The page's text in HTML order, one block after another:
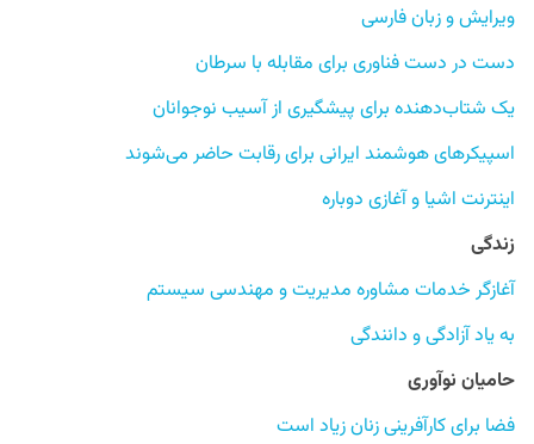
ویرایش و زبان فارسی
دست در دست فناوری برای مقابله با سرطان
یک شتاب‌دهنده برای پیشگیری از آسیب نوجوانان
اسپیکرهای هوشمند ایرانی برای رقابت حاضر می‌شوند
اینترنت اشیا و آغازی دوباره
زندگی
آغازگر خدمات مشاوره مدیریت و مهندسی سیستم
به یاد آزادگی و دانندگی
حامیان نوآوری
فضا برای کارآفرینی زنان زیاد است